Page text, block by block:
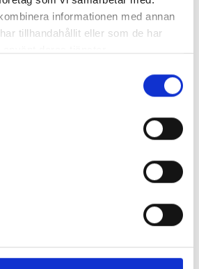
informationen med annan
tillhandahållit eller som de har
tipspromenaden!
- Bloggen om